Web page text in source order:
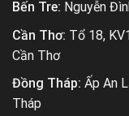
Bến Tre: Nguyễn
Cần Thơ: Tổ 18,
Cần Thơ
Đồng Tháp: Ấp An
Tháp